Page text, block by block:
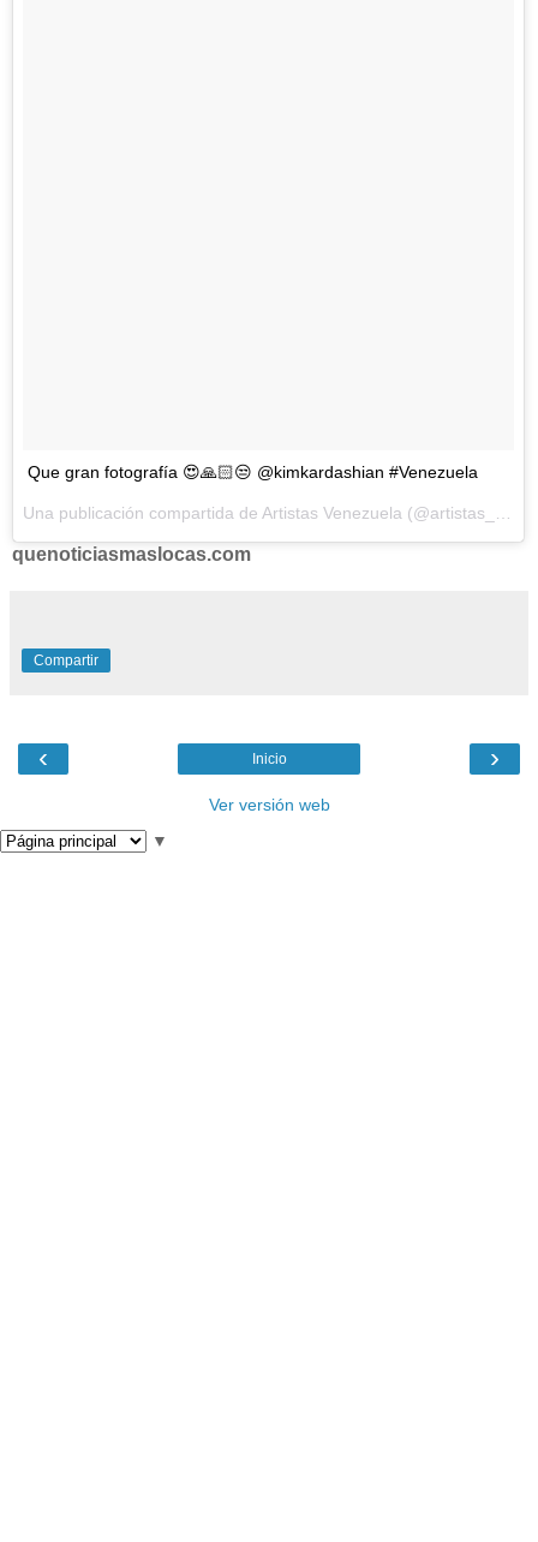
Que gran fotografía 😍🙏🏻😒 @kimkardashian #Venezuela
quenoticiasmaslocas.com
Compartir
‹ ›
Inicio
Ver versión web
▼